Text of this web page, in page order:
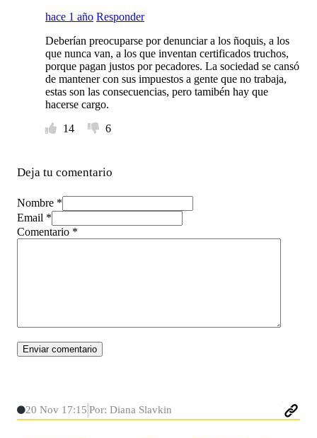
hace 1 año Responder
Deberían preocuparse por denunciar a los ñoquis, a los
que nunca van, a los que inventan certificados truchos,
porque pagan justos por pecadores. La sociedad se cansó
de mantener con sus impuestos a gente que no trabaja,
estas son las consecuencias, pero tamibén hay que
hacerse cargo.
14
6
Deja tu comentario
Nombre *
Email *
Comentario *
20 Nov 17:15 Por: Diana Slavkin